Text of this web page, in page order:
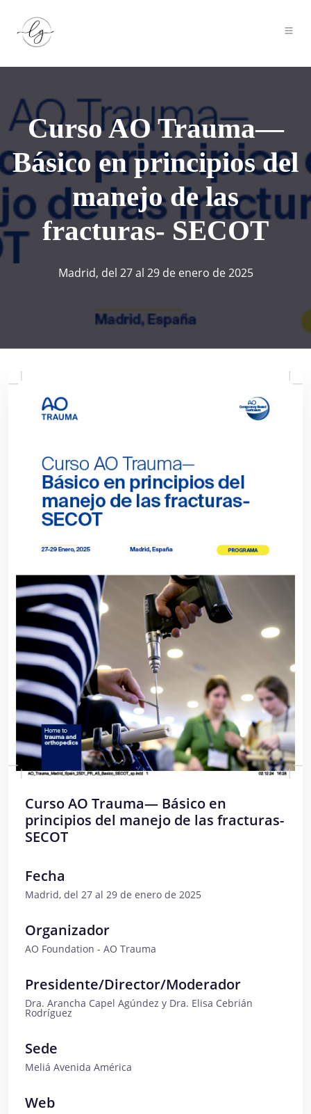
Curso AO Trauma—
Básico en principios del
manejo de las
fracturas- SECOT
Madrid, del 27 al 29 de enero de 2025
Curso AO Trauma— Básico en
principios del manejo de las fracturas-
SECOT
Fecha
Madrid, del 27 al 29 de enero de 2025
Organizador
AO Foundation - AO Trauma
Presidente/Director/Moderador
Dra. Arancha Capel Agúndez y Dra. Elisa Cebrián
Rodríguez
Sede
Meliá Avenida América
Web